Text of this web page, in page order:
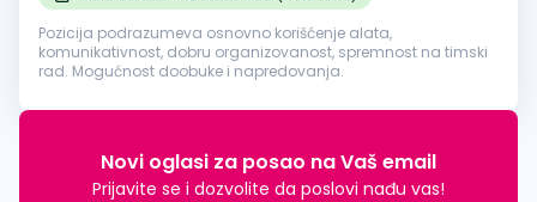
Pozicija podrazumeva osnovno korišćenje alata,
komunikativnost, dobru organizovanost, spremnost na timski
rad. Mogućnost doobuke i napredovanja.
Novi oglasi za posao na Vaš email
Prijavite se i dozvolite da poslovi nađu vas!